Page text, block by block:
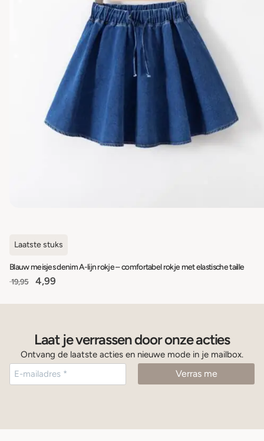
Laatste stuks
Blauw meisjes denim A-lijn rokje – comfortabel rokje met elastische taille
19,95 4,99
Laat je verrassen door onze acties
Ontvang de laatste acties en nieuwe mode in je mailbox.